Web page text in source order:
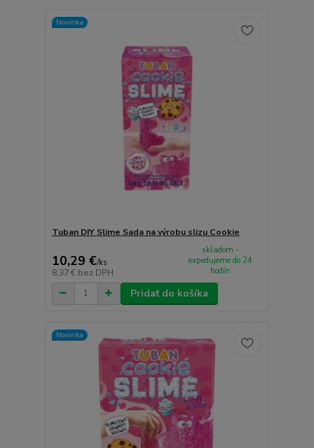
Novinka
Tuban DIY Slime Sada na výrobu slizu Cookie
10,29 €/ks
8,37 € bez DPH
skladom -
expedujeme do 24
hodín
Pridať do košíka
Novinka